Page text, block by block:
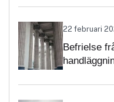
22 februari
Befrielse